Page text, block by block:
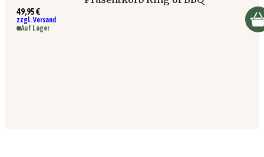
49,95 €
zzgl. Versand
Auf Lager